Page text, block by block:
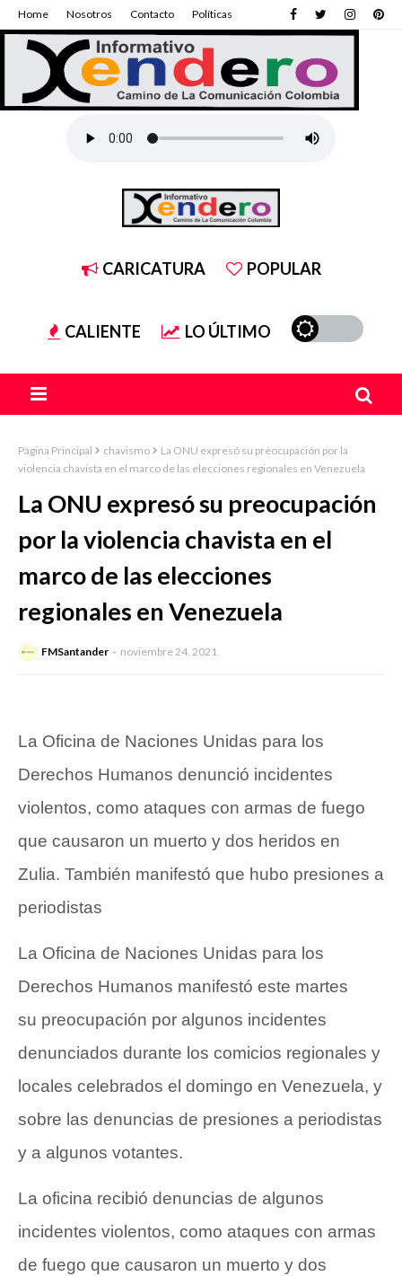
Home Nosotros Contacto Políticas
CARICATURA POPULAR
CALIENTE LO ÚLTIMO
Página Principal chavismo
La ONU expresó su preocupación por la
violencia chavista en el marco de las elecciones regionales en Venezuela
La ONU expresó su preocupación
por la violencia chavista en el
marco de las elecciones
regionales en Venezuela
FMSantander noviembre 24, 2021
La Oficina de Naciones Unidas para los
Derechos Humanos denunció incidentes
violentos, como ataques con armas de fuego
que causaron un muerto y dos heridos en
Zulia. También manifestó que hubo presiones a
periodistas
La Oficina de Naciones Unidas para los
Derechos Humanos manifestó este martes
su preocupación por algunos incidentes
denunciados durante los comicios regionales y
locales celebrados el domingo en Venezuela, y
sobre las denuncias de presiones a periodistas
y a algunos votantes.
La oficina recibió denuncias de algunos
incidentes violentos, como ataques con armas
de fuego que causaron un muerto y dos